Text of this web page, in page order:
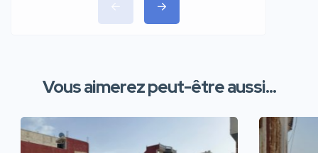
Vous aimerez peut-être aussi...